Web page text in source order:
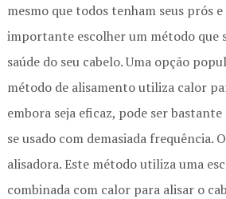
mesmo que todos tenham seus prós
importante escolher um método que
saúde do seu cabelo. Uma opção
método de alisamento utiliza calor
embora seja eficaz, pode ser
se usado com demasiada frequência.
alisadora. Este método utiliza uma
combinada com calor para alisar o